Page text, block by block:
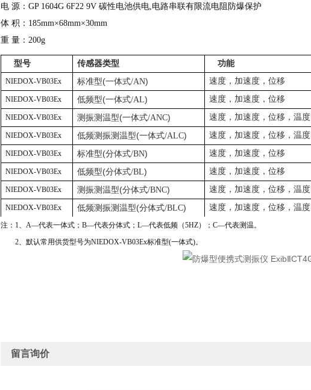
电 源： GP 1604G 6F22 9V 碳性电池供电,电路串联有限流电阻 防爆保护
体 积：185mm×68mm×30mm
重 量：200g
型号 传感器类型 功能
NIEDOX-VB03Ex 标准型(一体式/AN) 速度，加速度，位移
NIEDOX-VB03Ex 低频型(一体式/AL) 速度，加速度，位移
NIEDOX-VB03Ex 测振测温型(一体式/ANC) 速度，加速度，位移，温度
NIEDOX-VB03Ex 低频测振测温型(一体式/ALC) 速度，加速度，位移，温度
NIEDOX-VB03Ex 标准型(分体式/BN) 速度，加速度，位移
NIEDOX-VB03Ex 低频型(分体式/BL) 速度，加速度，位移
NIEDOX-VB03Ex 测振测温型(分体式/BNC) 速度，加速度，位移，温度
NIEDOX-VB03Ex 低频测振测温型(分体式/BLC) 速度，加速度，位移，温度
注： 1、A—代表一体式；B—代表分体式；L—代表低频（5HZ）；C—代表测温。
2、默认常用供货型号为NIEDOX-VB03Ex标准型(一体式)。
留言询价